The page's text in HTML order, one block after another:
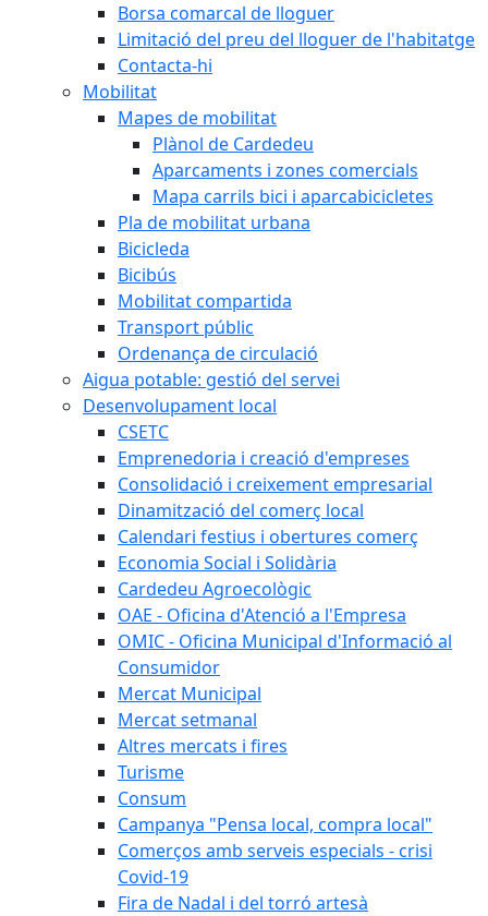
Borsa comarcal de lloguer
Limitació del preu del lloguer de l'habitatge
Contacta-hi
Mobilitat
Mapes de mobilitat
Plànol de Cardedeu
Aparcaments i zones comercials
Mapa carrils bici i aparcabicicletes
Pla de mobilitat urbana
Bicicleda
Bicibús
Mobilitat compartida
Transport públic
Ordenança de circulació
Aigua potable: gestió del servei
Desenvolupament local
CSETC
Emprenedoria i creació d'empreses
Consolidació i creixement empresarial
Dinamització del comerç local
Calendari festius i obertures comerç
Economia Social i Solidària
Cardedeu Agroecològic
OAE - Oficina d'Atenció a l'Empresa
OMIC - Oficina Municipal d'Informació al
Consumidor
Mercat Municipal
Mercat setmanal
Altres mercats i fires
Turisme
Consum
Campanya "Pensa local, compra local"
Comerços amb serveis especials - crisi
Covid-19
Fira de Nadal i del torró artesà